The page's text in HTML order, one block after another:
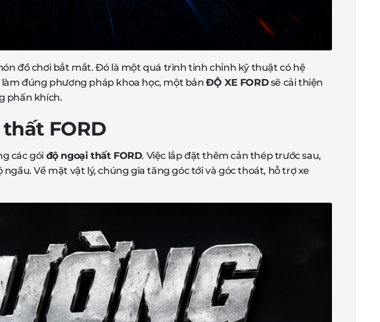
đồ chơi bắt mắt. Đó là một quá trình tinh chỉnh kỹ thuật có hệ
làm đúng phương pháp khoa học, một bảnĐỘ XE FORDsẽ cải thiện
phấn khích.
FORD
các gói độ ngoại thất FORD. Việc lắp đặt thêm cản thép trước sau,
Về mặt vật lý, chúng gia tăng góc tới và góc thoát, hỗ trợ xe